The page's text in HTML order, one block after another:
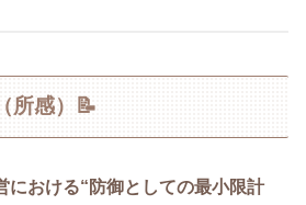
所感）📝
における“防御としての最小限計